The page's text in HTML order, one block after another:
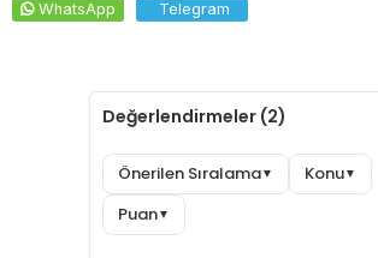
WhatsApp Telegram
Değerlendirmeler (2)
Önerilen Sıralama▼ Konu▼
Puan▼